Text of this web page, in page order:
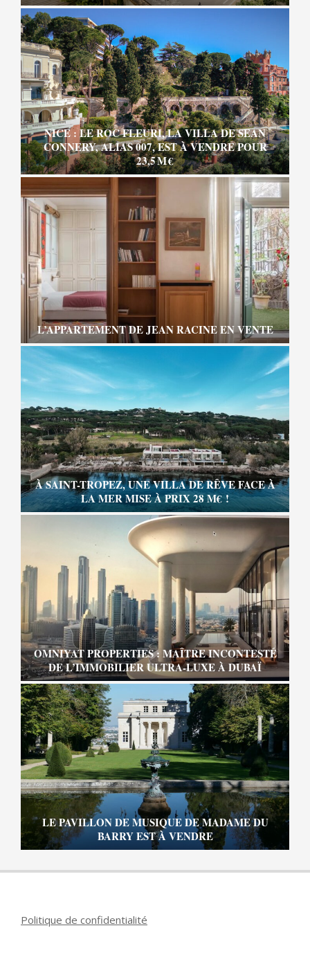
NICE : LE ROC FLEURI, LA VILLA DE SEAN
CONNERY, ALIAS 007, EST À VENDRE POUR
23,5 M €
L’APPARTEMENT DE JEAN RACINE EN VENTE
À SAINT-TROPEZ, UNE VILLA DE RÊVE FACE À
LA MER MISE À PRIX 28 M€ !
OMNIYAT PROPERTIES : MAÎTRE INCONTESTÉ
DE L’IMMOBILIER ULTRA-LUXE À DUBAÏ
LE PAVILLON DE MUSIQUE DE MADAME DU
BARRY EST À VENDRE
Politique de confidentialité